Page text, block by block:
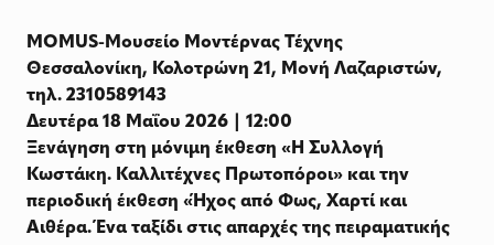
MOMUS-Μουσείο Μοντέρνας Τέχνης
Θεσσαλονίκη, Κολοτρώνη 21, Μονή Λαζαριστών,
τηλ. 2310589143
Δευτέρα 18 Μαΐου 2026 | 12:00
Ξενάγηση στη μόνιμη έκθεση «Η Συλλογή
Κωστάκη. Καλλιτέχνες Πρωτοπόροι» και την
περιοδική έκθεση «Ήχος από Φως, Χαρτί και
Αιθέρα. Ένα ταξίδι στις απαρχές της πειραματικής